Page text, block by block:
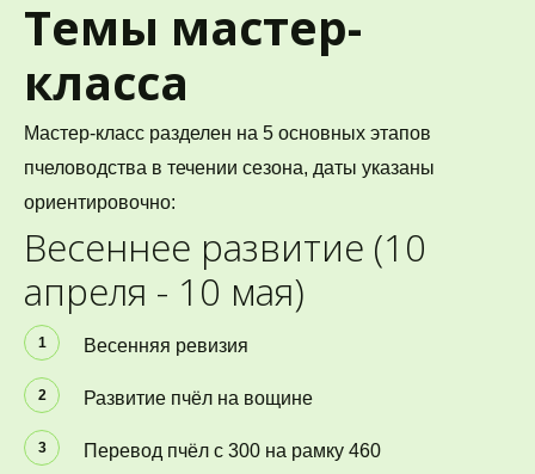
Темы мастер-
класса
Мастер-класс разделен на 5 основных этапов
пчеловодства в течении сезона, даты указаны
ориентировочно:
Весеннее развитие (10
апреля - 10 мая)
Весенняя ревизия
Развитие пчёл на вощине
Перевод пчёл с 300 на рамку 460